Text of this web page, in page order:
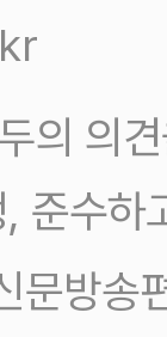
의 의
준수하
문방송